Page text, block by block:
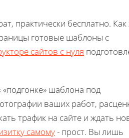
практически бесплатно. Как
готовые шаблоны с
сайтов с нуля
«подгонке» шаблона под
ваших работ,
трафик на сайте и ждать
самому- прост. Вы лишь